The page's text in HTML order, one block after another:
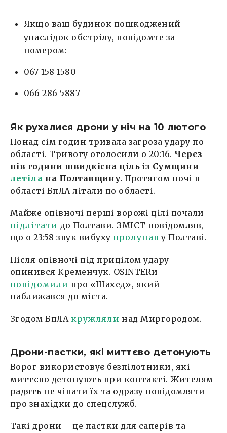
Якщо ваш будинок пошкоджений
унаслідок обстрілу, повідомте за
номером:
067 158 1580
066 286 5887
Як рухалися дрони у ніч на 10 лютого
Понад сім годин тривала загроза удару по
області. Тривогу оголосили о 20:16. Через
пів години швидкісна ціль із Сумщини
летіла на Полтавщину.Протягом ночі в
області БпЛА літали по області.
Майже опівночі перші ворожі цілі почали
підлітати до Полтави. ЗМІСТ повідомляв,
що о 23:58 звук вибухупролунав у Полтаві.
Після опівночі під прицілом удару
опинився Кременчук. OSINTERи
повідомили про «Шахед», який
наближався до міста.
Згодом БпЛА кружляли над Миргородом.
Дрони-пастки, які миттєво детонують
Ворог використовує безпілотники, які
миттєво детонують при контакті. Жителям
радять не чіпати їх та одразу повідомляти
про знахідки до спецслужб.
Такі дрони – це пастки для саперів та